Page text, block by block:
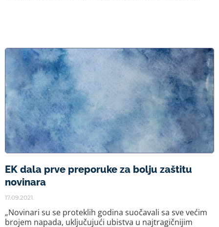
EK dala prve preporuke za bolju zaštitu
novinara
17.09.2021.
„Novinari su se proteklih godina suočavali sa sve većim
brojem napada, uključujući ubistva u najtragičnijim